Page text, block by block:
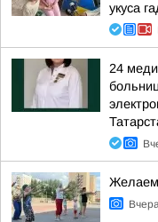
укуса
24
Желаем